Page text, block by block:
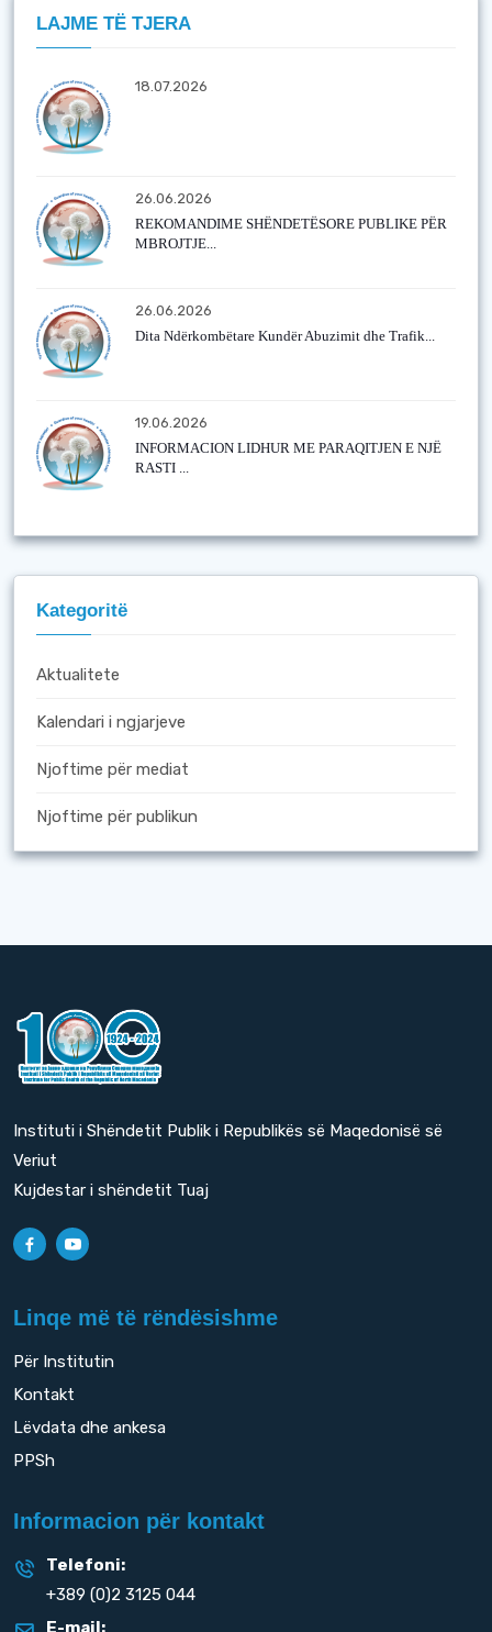
LAJME TË TJERA
18.07.2026
26.06.2026
REKOMANDIME SHËNDETËSORE PUBLIKE PËR
MBROJTJE...
26.06.2026
Dita Ndërkombëtare Kundër Abuzimit dhe Trafik...
19.06.2026
INFORMACION LIDHUR ME PARAQITJEN E NJË
RASTI ...
Kategoritë
Aktualitete
Kalendari i ngjarjeve
Njoftime për mediat
Njoftime për publikun
Instituti i Shëndetit Publik i Republikës së Maqedonisë së
Veriut
Kujdestar i shëndetit Tuaj
Linqe më të rëndësishme
Për Institutin
Kontakt
Lëvdata dhe ankesa
PPSh
Informacion për kontakt
Telefoni:
+389 (0)2 3125 044
E-mail: